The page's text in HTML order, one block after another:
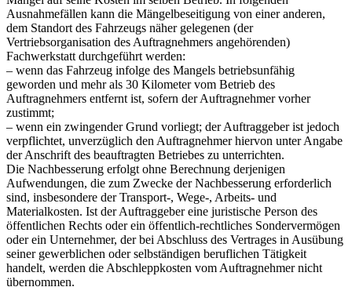
Ausnahmefällen kann die Mängelbeseitigung von einer anderen,
dem Standort des Fahrzeugs näher gelegenen (der
Vertriebsorganisation des Auftragnehmers angehörenden)
Fachwerkstatt durchgeführt werden:
– wenn das Fahrzeug infolge des Mangels betriebsunfähig
geworden und mehr als 30 Kilometer vom Betrieb des
Auftragnehmers entfernt ist, sofern der Auftragnehmer vorher
zustimmt;
– wenn ein zwingender Grund vorliegt; der Auftraggeber ist jedoch
verpflichtet, unverzüglich den Auftragnehmer hiervon unter Angabe
der Anschrift des beauftragten Betriebes zu unterrichten.
Die Nachbesserung erfolgt ohne Berechnung derjenigen
Aufwendungen, die zum Zwecke der Nachbesserung erforderlich
sind, insbesondere der Transport-, Wege-, Arbeits- und
Materialkosten. Ist der Auftraggeber eine juristische Person des
öffentlichen Rechts oder ein öffentlich-rechtliches Sondervermögen
oder ein Unternehmer, der bei Abschluss des Vertrages in Ausübung
seiner gewerblichen oder selbständigen beruflichen Tätigkeit
handelt, werden die Abschleppkosten vom Auftragnehmer nicht
übernommen.